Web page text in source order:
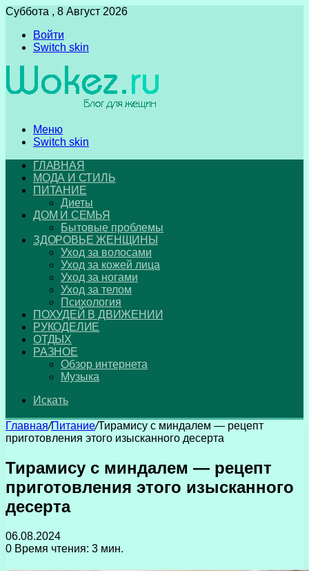
Суббота , 8 Август 2026
Войти
Switch skin
Меню
Switch skin
ГЛАВНАЯ
МОДА И СТИЛЬ
ПИТАНИЕ
Диеты
ДОМ И СЕМЬЯ
Бытовые проблемы
ЗДОРОВЬЕ ЖЕНЩИНЫ
Уход за волосами
Уход за кожей лица
Уход за ногами
Уход за телом
Психология
ПОХУДЕЙ В ДВИЖЕНИИ
РУКОДЕЛИЕ
ОТДЫХ
РАЗНОЕ
Обзор интернета
Музыка
Искать
Главная/Питание/Тирамису с миндалем — рецепт
приготовления этого изысканного десерта
Тирамису с миндалем — рецепт
приготовления этого изысканного
десерта
06.08.2024
0 Время чтения: 3 мин.